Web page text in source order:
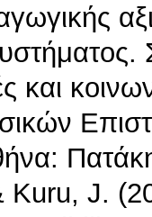
και
Kuru, J.